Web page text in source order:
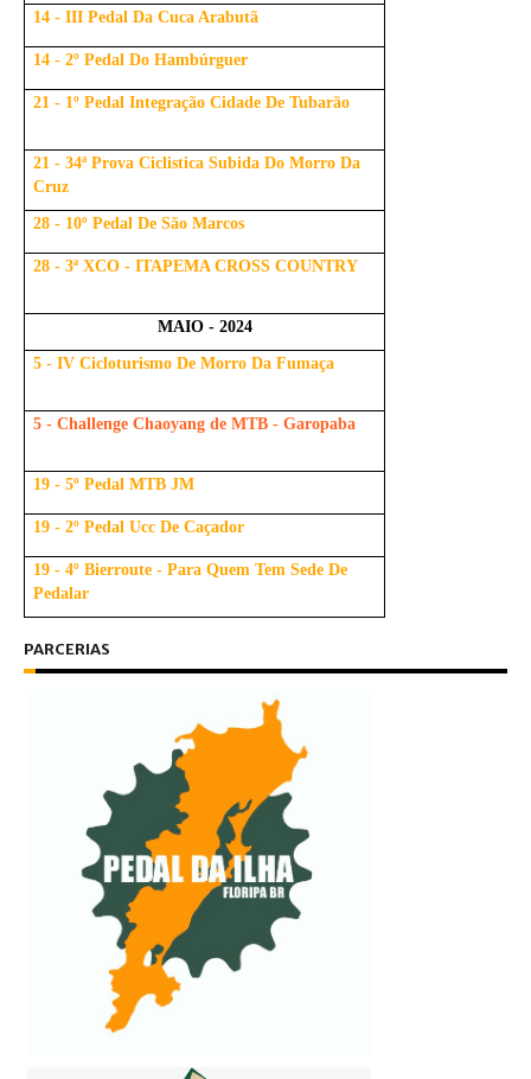
14 - III Pedal Da Cuca Arabutã
14 - 2º Pedal Do Hambúrguer
21 - 1º Pedal Integração Cidade De Tubarão
21 - 34ª Prova Ciclistica Subida Do Morro Da
Cruz
28 - 10º Pedal De São Marcos
28 - 3ª XCO - ITAPEMA CROSS COUNTRY
MAIO - 2024
5 - IV Cicloturismo De Morro Da Fumaça
5 - Challenge Chaoyang de MTB - Garopaba
19 - 5º Pedal MTB JM
19 - 2º Pedal Ucc De Caçador
19 - 4º Bierroute - Para Quem Tem Sede De
Pedalar
PARCERIAS